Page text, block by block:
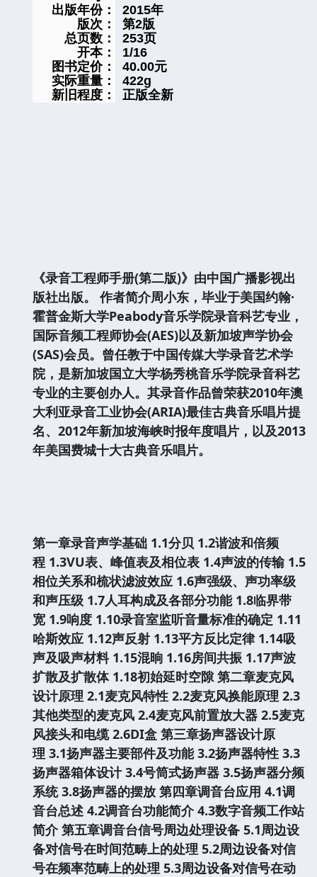
出版年份：
2015年
版次：
第2版
总页数：
253页
开本：
1/16
图书定价：
40.00元
实际重量：
422g
新旧程度：
正版全新
《录音工程师手册(第二版)》由中国广播影视出
版社出版。
作者简介周小东，毕业于美国约翰·
霍普金斯大学Peabody音乐学院录音科艺专业，
国际音频工程师协会(AES)以及新加坡声学协会
(SAS)会员。曾任教于中国传媒大学录音艺术学
院，是新加坡国立大学杨秀桃音乐学院录音科艺
专业的主要创办人。其录音作品曾荣获2010年澳
大利亚录音工业协会(ARIA)最佳古典音乐唱片提
名、2012年新加坡海峡时报年度唱片，以及2013
年美国费城十大古典音乐唱片。
第一章录音声学基础 1.1分贝 1.2谐波和倍频
程 1.3VU表、峰值表及相位表 1.4声波的传输 1.5
相位关系和梳状滤波效应 1.6声强级、声功率级
和声压级 1.7人耳构成及各部分功能 1.8临界带
宽 1.9响度 1.10录音室监听音量标准的确定 1.11
哈斯效应 1.12声反射 1.13平方反比定律 1.14吸
声及吸声材料 1.15混晌 1.16房间共振 1.17声波
扩散及扩散体 1.18初始延时空隙第二章麦克风
设计原理 2.1麦克风特性 2.2麦克风换能原理 2.3
其他类型的麦克风 2.4麦克风前置放大器 2.5麦克
风接头和电缆2.6DI盒 第三章扬声器设计原
理 3.1扬声器主要部件及功能3.2扬声器特性 3.3
扬声器箱体设计3.4号筒式扬声器 3.5扬声器分频
系统3.8扬声器的摆放 第四章调音台应用 4.1调
音台总述 4.2调音台功能简介4.3数字音频工作站
简介第五章调音台信号周边处理设备 5.1周边设
备对信号在时间范畴上的处理 5.2周边设备对信
号在频率范畴上的处理 5.3周边设备对信号在动